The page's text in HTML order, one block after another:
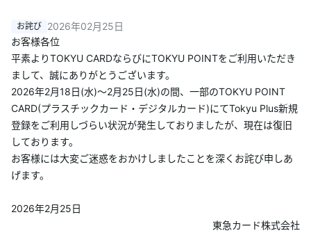
トップ
カードをつくる
TOKYU POINTについて
便利なサービス
あんしんサポート
2026年02月25日
お客様各位
平素よりTOKYU CARDならびにTOKYU POINTをご利用いただき
まして、誠にありがとうございます。
2026年2月18日(水)～2月25日(水)の間、一部のTOKYU POINT
CARD(プラスチックカード・デジタルカード)にてTokyu Plus新規
登録をご利用しづらい状況が発生しておりましたが、現在は復旧
しております。
お客様には大変ご迷惑をおかけしましたことを深くお詫び申しあ
げます。
2026年2月25日
東急カード株式会社